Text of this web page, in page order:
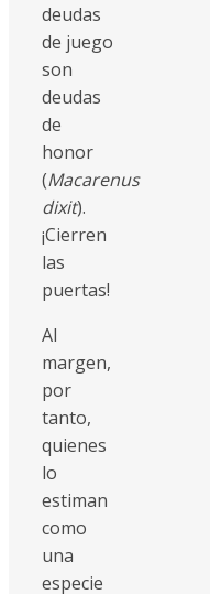
deudas
de juego
son
deudas
de
honor
(Macarenus
dixit).
¡Cierren
las
puertas!
Al
margen,
por
tanto,
quienes
lo
estiman
como
una
especie